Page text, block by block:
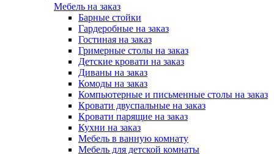
Мебель на заказ
Барные стойки
Гардеробные на заказ
Гостиная на заказ
Гримерные столы на заказ
Детские кровати на заказ
Диваны на заказ
Комоды на заказ
Компьютерные и письменные столы на заказ
Кровати двуспальные на заказ
Кровати парящие на заказ
Кухни на заказ
Мебель в ванную комнату
Мебель для детской комнаты